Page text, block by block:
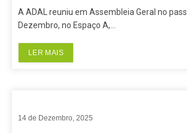
A ADAL reuniu em Assembleia Geral no
Dezembro, no Espaço A,…
LER MAIS
14 de Dezembro, 2025